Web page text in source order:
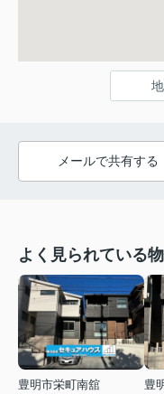
メールで共有する
よく見られている
豊明市栄町南舘
豊